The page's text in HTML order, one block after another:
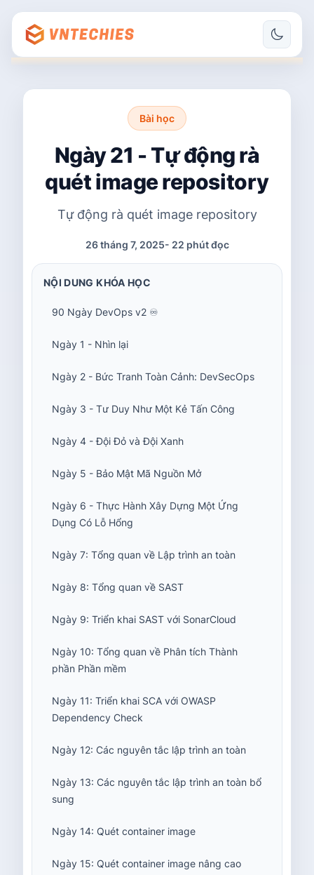
Bài học
Ngày 21 - Tự động rà
quét image repository
Tự động rà quét image repository
26 tháng 7, 2025- 22 phút đọc
NỘI DUNG KHÓA HỌC
90 Ngày DevOps v2 ♾️
Ngày 1 - Nhìn lại
Ngày 2 - Bức Tranh Toàn Cảnh: DevSecOps
Ngày 3 - Tư Duy Như Một Kẻ Tấn Công
Ngày 4 - Đội Đỏ và Đội Xanh
Ngày 5 - Bảo Mật Mã Nguồn Mở
Ngày 6 - Thực Hành Xây Dựng Một Ứng
Dụng Có Lỗ Hổng
Ngày 7: Tổng quan về Lập trình an toàn
Ngày 8: Tổng quan về SAST
Ngày 9: Triển khai SAST với SonarCloud
Ngày 10: Tổng quan về Phân tích Thành
phần Phần mềm
Ngày 11: Triển khai SCA với OWASP
Dependency Check
Ngày 12: Các nguyên tắc lập trình an toàn
Ngày 13: Các nguyên tắc lập trình an toàn bổ
sung
Ngày 14: Quét container image
Ngày 15: Quét container image nâng cao